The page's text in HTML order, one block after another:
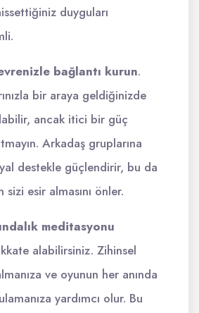
duyguları
bağlantı kurun.
bir araya geldiğinizde
ancak itici bir güç
Arkadaş gruplarına
destekle güçlendirir, bu da
sizi esir almasını önler.
meditasyonu
alabilirsiniz. Zihinsel
ve oyunun her anında
yardımcı olur. Bu